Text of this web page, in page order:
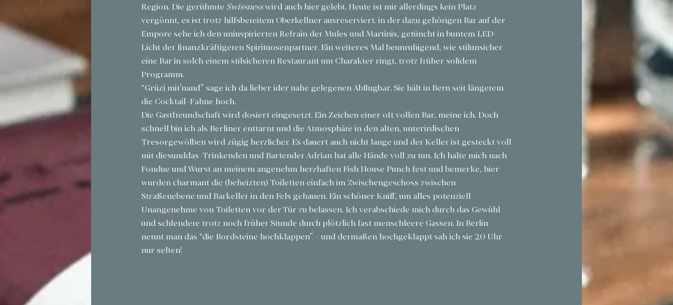
Region. Die gerühmte Swissness wird auch hier gelebt. Heute ist mir allerdings kein Platz
vergönnt, es ist trotz hilfsbereitem Oberkellner ausreserviert. in der dazu gehörigen Bar auf der
Empore sehe ich den uninspirierten Refrain der Mules und Martinis, getüncht in buntem LED-
Licht der finanzkräftigeren Spirituosenpartner. Ein weiteres Mal beunruhigend, wie stilunsicher
eine Bar in solch einem stilsicheren Restaurant um Charakter ringt, trotz früher solidem
Programm.
“Grüzi mit’nand” sage ich da lieber ider nahe gelegenen Abflugbar. Sie hält in Bern seit längerem
die Cocktail-Fahne hoch.
Die Gastfreundschaft wird dosiert eingesetzt. Ein Zeichen einer oft vollen Bar, meine ich. Doch
schnell bin ich als Berliner enttarnt und die Atmosphäre in den alten, unterirdischen
Tresorgewölben wird zügig herzlicher. Es dauert auch nicht lange und der Keller ist gesteckt voll
mit diesunddas-Trinkenden und Bartender Adrian hat alle Hände voll zu tun. Ich halte mich nach
Fondue und Wurst an meinem angenehm herzhaften Fish House Punch fest und bemerke, hier
wurden charmant die (beheizten) Toiletten einfach im Zwischengeschoss zwischen
Straßenebene und Barkeller in den Fels gehauen. Ein schöner Kniff, um alles potenziell
Unangenehme von Toiletten vor der Tür zu belassen. Ich verabschiede mich durch das Gewühl
und schlendere trotz noch früher Stunde durch plötzlich fast menschleere Gassen. In Berlin
nennt man das “die Bordsteine hochklappen” - und dermaßen hochgeklappt sah ich sie 20 Uhr
nur selten!